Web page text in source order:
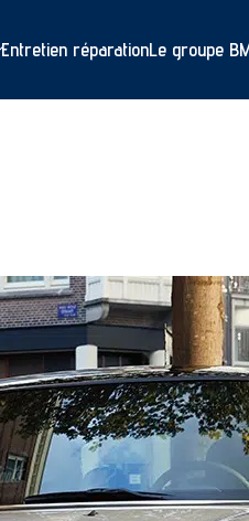
Entretien réparationLe groupe